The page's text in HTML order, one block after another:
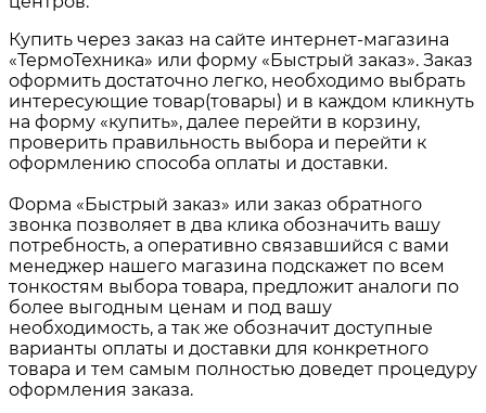
Купить через заказ на сайте интернет-магазина
«ТермоТехника» или форму «Быстрый заказ». Заказ
оформить достаточно легко, необходимо выбрать
интересующие товар(товары) и в каждом кликнуть
на форму «купить», далее перейти в корзину,
проверить правильность выбора и перейти к
оформлению способа оплаты и доставки.
Форма «Быстрый заказ» или заказ обратного
звонка позволяет в два клика обозначить вашу
потребность, а оперативно связавшийся с вами
менеджер нашего магазина подскажет по всем
тонкостям выбора товара, предложит аналоги по
более выгодным ценам и под вашу
необходимость, а так же обозначит доступные
варианты оплаты и доставки для конкретного
товара и тем самым полностью доведет процедуру
оформления заказа.